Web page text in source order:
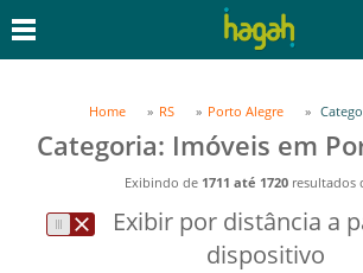
Home RS Porto Alegre
Exibindo de 1711 até 1720 resultados
Exibir por distância a
dispositivo